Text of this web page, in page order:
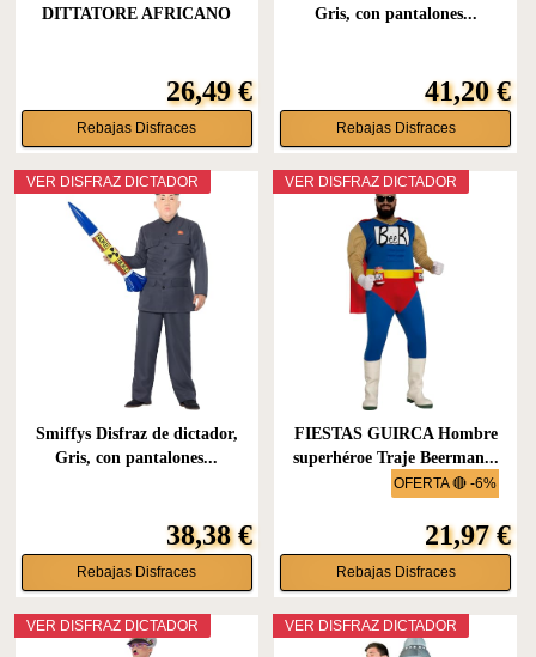
DITTATORE AFRICANO
26,49 €
Rebajas Disfraces
Gris, con pantalones...
41,20 €
Rebajas Disfraces
VER DISFRAZ DICTADOR
Smiffys Disfraz de dictador,
Gris, con pantalones...
38,38 €
Rebajas Disfraces
OFERTA 🔴 -6%
VER DISFRAZ DICTADOR
FIESTAS GUIRCA Hombre
superhéroe Traje Beerman...
21,97 €
Rebajas Disfraces
VER DISFRAZ DICTADOR VER DISFRAZ DICTADOR